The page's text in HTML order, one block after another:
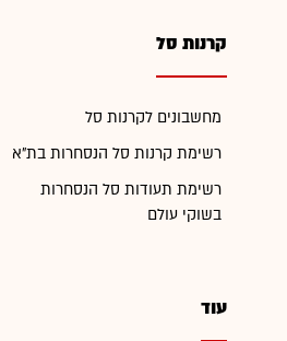
קרנות סל
מחשבונים לקרנות סל
רשימת קרנות סל הנסחרות בת"א
רשימת תעודות סל הנסחרות
בשוקי עולם
עוד